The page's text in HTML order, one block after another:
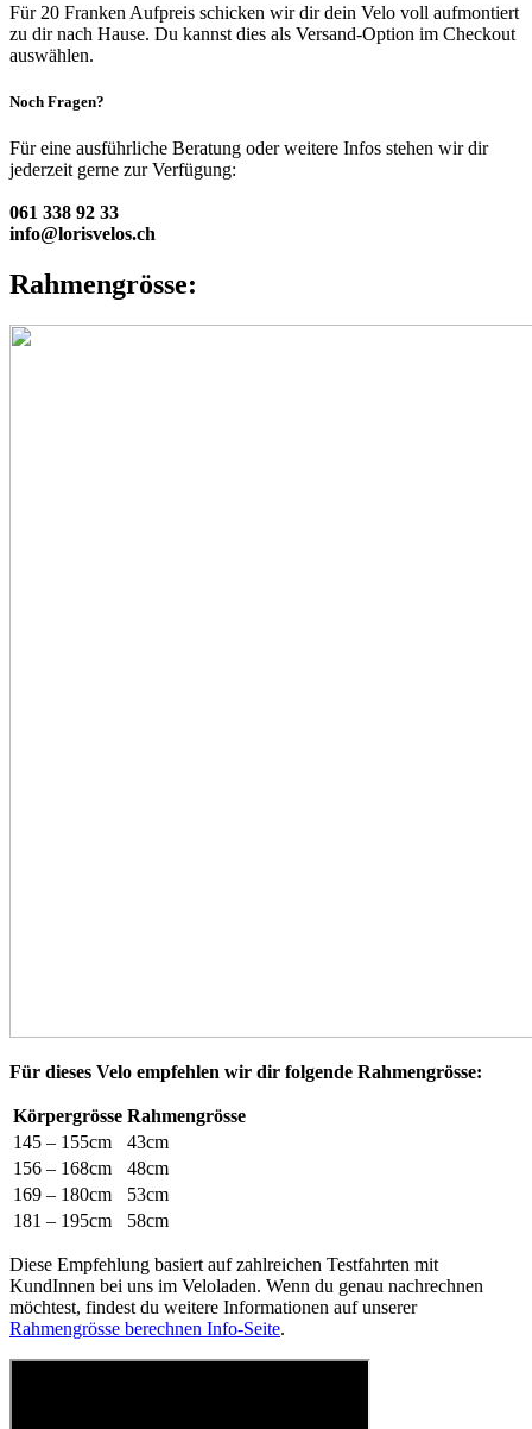
Für 20 Franken Aufpreis schicken wir dir dein Velo voll aufmontiert
zu dir nach Hause. Du kannst dies als Versand-Option im Checkout
auswählen.
Noch Fragen?
Für eine ausführliche Beratung oder weitere Infos stehen wir dir
jederzeit gerne zur Verfügung:
061 338 92 33
info@lorisvelos.ch
Rahmengrösse:
Für dieses Velo empfehlen wir dir folgende Rahmengrösse:
Körpergrösse Rahmengrösse
145 – 155cm
43cm
156 – 168cm
48cm
169 – 180cm
53cm
181 – 195cm
58cm
Diese Empfehlung basiert auf zahlreichen Testfahrten mit
KundInnen bei uns im Veloladen. Wenn du genau nachrechnen
möchtest, findest du weitere Informationen auf unserer
Rahmengrösse berechnen Info-Seite.